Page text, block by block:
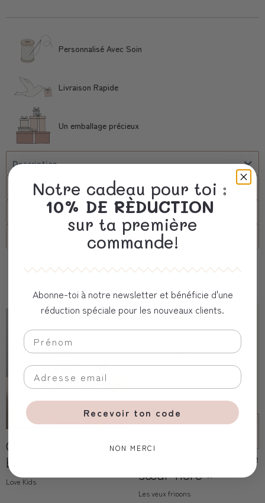
Personnalisé Avec Soin
Livraison Rapide
Un emballage précieux
Description
Livraison
Vous aimerez aussi
Chaussures bébé,
bleu azur
Love Kids
Carte de vœux de
naissance « Grande
sœur fière »
Les yeux fripons
Notre cadeau pour toi :
10% DE RÈDUCTION
sur ta première
commande!
Abonne-toi à notre newsletter et bénéficie d'une
réduction spéciale pour les nouveaux clients.
Recevoir ton code
NON MERCI